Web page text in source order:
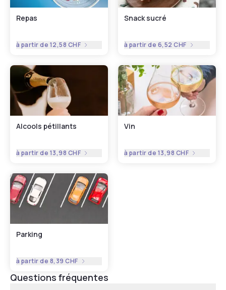
Repas
à partir de 12,58 CHF
Snack sucré
à partir de 6,52 CHF
Alcools pétillants
à partir de 13,98 CHF
Vin
à partir de 13,98 CHF
Parking
à partir de 8,39 CHF
Questions fréquentes